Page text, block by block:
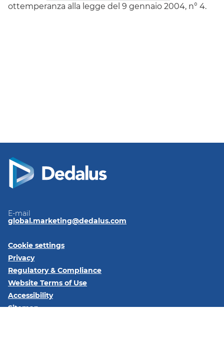
ottemperanza alla legge del 9 gennaio 2004, n° 4.
E-mail
global.marketing@dedalus.com
Cookie settings
Privacy
Regulatory & Compliance
Website Terms of Use
Accessibility
Sitemap